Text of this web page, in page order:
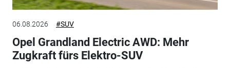
06.08.2026 #SUV
Opel Grandland Electric AWD: Mehr
Zugkraft fürs Elektro-SUV